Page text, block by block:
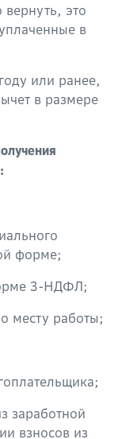
это
в
или ранее,
в размере
форме;
3-НДФЛ;
месту работы;
заработной
взносов из